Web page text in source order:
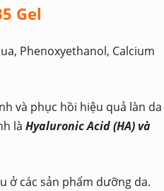
Gel
Phenoxyethanol, Calcium
và phục hồi hiệu quả làn da
là Hyaluronic Acid (HA) và
ở các sản phẩm dưỡng da.